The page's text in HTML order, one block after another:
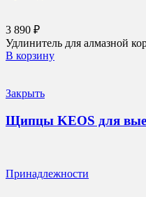
3 890 ₽
Удлинитель для алмазной
В корзину
Закрыть
Щипцы KEOS для
Принадлежности